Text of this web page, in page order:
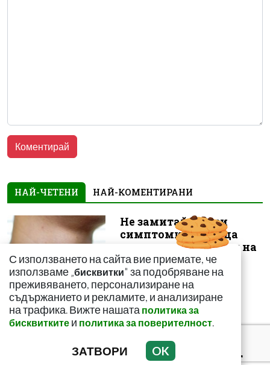
НАЙ-ЧЕТЕНИ НАЙ-КОМЕНТИРАНИ
Не замитайте тези
симптоми: Може да
сигнализират за рак на
щитовидната...
Тъмни петна по
тялото? Може да
алармират за диабет
С използването на сайта вие приемате, че
използваме „бисквитки" за подобряване на
преживяването, персонализиране на
съдържанието и рекламите, и анализиране
на трафика. Вижте нашата политика за
бисквитките и политика за поверителност.
ЗАТВОРИ OK